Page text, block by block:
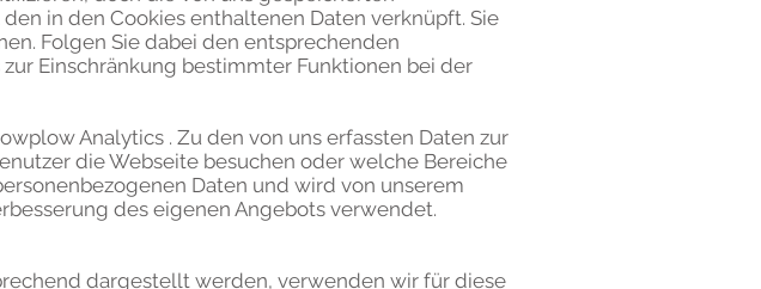
in den Cookies enthaltenen Daten verknüpft. Sie
Folgen Sie dabei den entsprechenden
Einschränkung bestimmter Funktionen bei der
Analytics . Zu den von uns erfassten Daten zur
die Webseite besuchen oder welche Bereiche
Daten und wird von unserem
des eigenen Angebots verwendet.
dargestellt werden, verwenden wir für diese